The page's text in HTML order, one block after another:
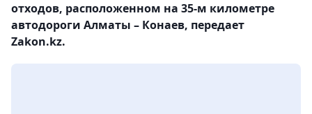
отходов, расположенном на 35-м километре
автодороги Алматы – Конаев, передает
Zakon.kz.